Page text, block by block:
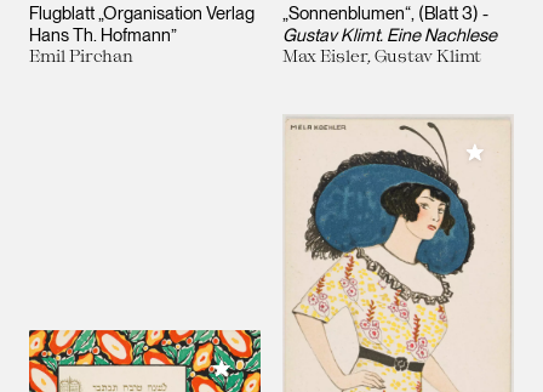
Flugblatt „Organisation Verlag
Hans Th. Hofmann”
Emil Pirchan
„Sonnenblumen“, (Blatt 3) -
Gustav Klimt. Eine Nachlese
Max Eisler, Gustav Klimt
Meiner Sammlung hinzufügen
Meiner